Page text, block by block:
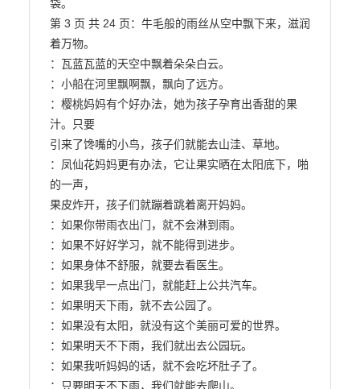
袋。
第 3 页 共 24 页：牛毛般的雨丝从空中飘下来，滋润
着万物。
：瓦蓝瓦蓝的天空中飘着朵朵白云。
：小船在河里飘啊飘，飘向了远方。
：樱桃妈妈有个好办法，她为孩子孕育出香甜的果
汁。只要
引来了馋嘴的小鸟，孩子们就能去山洼、草地。
：凤仙花妈妈更有办法，它让果实晒在太阳底下，啪
的一声，
果皮炸开，孩子们就蹦着跳着离开妈妈。
：如果你带雨衣出门，就不会淋到雨。
：如果不好好学习，就不能得到进步。
：如果身体不舒服，就要去看医生。
：如果我早一点出门，就能赶上公共汽车。
：如果明天下雨，就不去公园了。
：如果没有太阳，就没有这个美丽可爱的世界。
：如果明天不下雨，我们就出去公园玩。
：如果我听妈妈的话，就不会吃坏肚子了。
：只要明天不下雨，我们就能去爬山。